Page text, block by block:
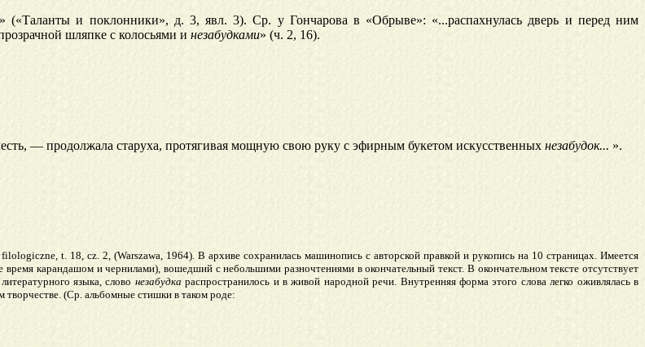
(«Таланты и поклонники», д. 3, явл. 3). Ср. у Гончарова в «Обрыве»: «...распахнулась дверь и перед ним
шляпке с колосьями и незабудками» (ч. 2, 16).
— продолжала старуха, протягивая мощную свою руку с эфирным букетом искусственных незабудок... ».
t. 18, cz. 2, (Warszawa, 1964). В архиве сохранилась машинопись с авторской правкой и рукопись на 10 страницах. Имеется
карандашом и чернилами), вошедший с небольшими разночтениями в окончательный текст. В окончательном тексте отсутствует
языка, слово незабудка распространилось и в живой народной речи. Внутренняя форма этого слова легко оживлялась в
творчестве. (Ср. альбомные стишки в таком роде: